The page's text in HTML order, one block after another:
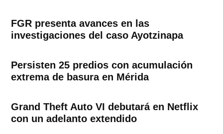
FGR presenta avances en las
investigaciones del caso Ayotzinapa
Persisten 25 predios con acumulación
extrema de basura en Mérida
Grand Theft Auto VI debutará en Netflix
con un adelanto extendido